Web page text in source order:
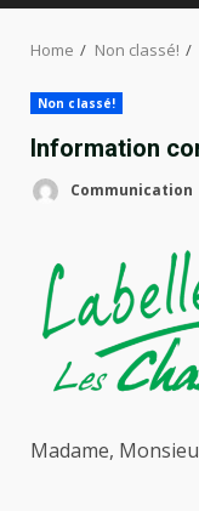
Home Non classé!
Non classé!
Information
Communication
Madame,